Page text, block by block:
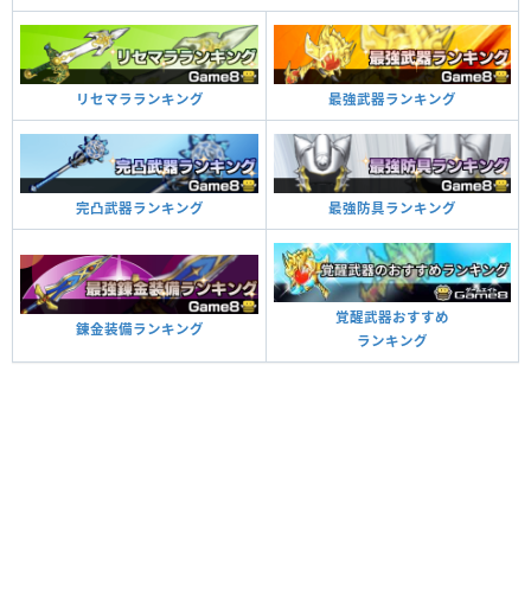
リセマラランキング 最強武器ランキング
完凸武器ランキング 最強防具ランキング
錬金装備ランキング
覚醒武器おすすめ
ランキング